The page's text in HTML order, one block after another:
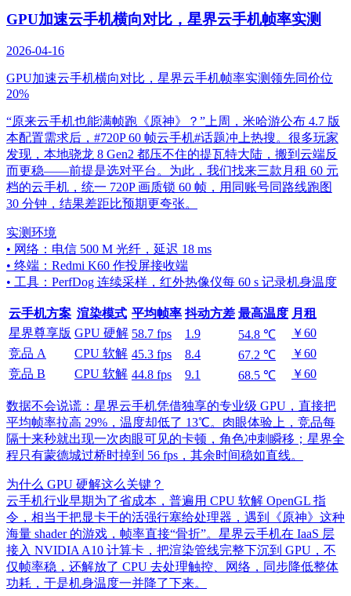
GPU加速云手机横向对比，星界云手机帧率实测
2026-04-16
GPU加速云手机横向对比，星界云手机帧率实测领先同价位
20%
“原来云手机也能满帧跑《原神》？”上周，米哈游公布 4.7 版
本配置需求后，#720P 60 帧云手机#话题冲上热搜。很多玩家
发现，本地骁龙 8 Gen2 都压不住的提瓦特大陆，搬到云端反
而更稳——前提是选对平台。为此，我们找来三款月租 60 元
档的云手机，统一 720P 画质锁 60 帧，用同账号同路线跑图
30 分钟，结果差距比预期更夸张。
实测环境
• 网络：电信 500 M 光纤，延迟 18 ms
• 终端：Redmi K60 作投屏接收端
• 工具：PerfDog 连续采样，红外热像仪每 60 s 记录机身温度
云手机方案 渲染模式 平均帧率 抖动方差 最高温度 月租
星界尊享版 GPU 硬解 58.7 fps 1.9 54.8 ℃
￥60
竞品 A
CPU 软解 45.3 fps 8.4 67.2 ℃
￥60
竞品 B
CPU 软解 44.8 fps 9.1 68.5 ℃ ￥60
数据不会说谎：星界云手机凭借独享的专业级 GPU，直接把
平均帧率拉高 29%，温度却低了 13℃。肉眼体验上，竞品每
隔十来秒就出现一次肉眼可见的卡顿，角色冲刺瞬移；星界全
程只有蒙德城过桥时掉到 56 fps，其余时间稳如直线。
为什么 GPU 硬解这么关键？
云手机行业早期为了省成本，普遍用 CPU 软解 OpenGL 指
令，相当于把显卡干的活强行塞给处理器，遇到《原神》这种
海量 shader 的游戏，帧率直接“骨折”。星界云手机在 IaaS 层
接入 NVIDIA A10 计算卡，把渲染管线完整下沉到 GPU，不
仅帧率稳，还解放了 CPU 去处理触控、网络，同步降低整体
功耗，于是机身温度一并降了下来。